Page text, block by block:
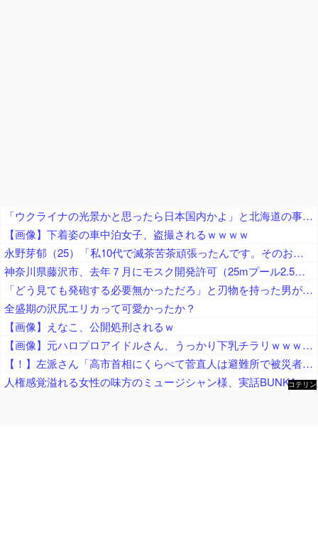
「ウクライナの光景かと思ったら日本国内かよ」と北海道の事故に目撃者騒然、自爆ドローンに襲われたのかと……
【画像】下着姿の車中泊女子、盗撮されるｗｗｗｗ
永野芽郁（25）「私10代で滅茶苦茶頑張ったんです。そのおかげで今幸せな20代を送れている」
神奈川県藤沢市、去年７月にモスク開発許可（25mプール2.5個分くらいのサイズ） → 反対署名3万人超、藤沢市議会にモスク反対の請願・陳情が40件以上 → 市議会、すべて否決
「どう見ても発砲する必要無かっただろ」と刃物を持った男が撃たれた事件に左派が激怒、発砲した警察は何か勘違いしてねえか？
全盛期の沢尻エリカって可愛かったか？
【画像】えなこ、公開処刑されるｗ
【画像】元ハロプロアイドルさん、うっかり下乳チラリｗｗｗｗｗｗｗｗ
【！】左派さん「高市首相にくらべて菅直人は避難所で被災者に怒鳴られテレビで流され健全！「仕込み」視察じゃない！」
人権感覚溢れる女性の味方のミュージシャン様、実話BUNKAタブーに正論でボコボコにされてしまい……
コテリン